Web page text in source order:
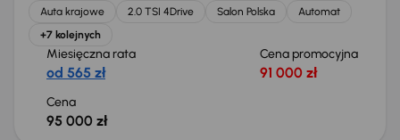
Auta krajowe 2.0 TSI 4Drive Salon Polska
Automat
+7 kolejnych
Miesięczna rata
od 565 zł
Cena promocyjna
91 000 zł
Cena
95 000 zł